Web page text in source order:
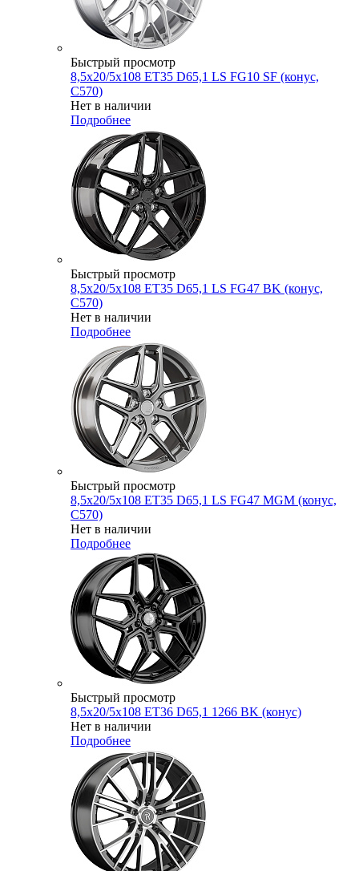
Быстрый просмотр
8,5x20/5x108 ET35 D65,1 LS FG10 SF (конус,
C570)
Нет в наличии
Подробнее
Быстрый просмотр
8,5x20/5x108 ET35 D65,1 LS FG47 BK (конус,
C570)
Нет в наличии
Подробнее
Быстрый просмотр
8,5x20/5x108 ET35 D65,1 LS FG47 MGM (конус,
C570)
Нет в наличии
Подробнее
Быстрый просмотр
8,5x20/5x108 ET36 D65,1 1266 BK (конус)
Нет в наличии
Подробнее